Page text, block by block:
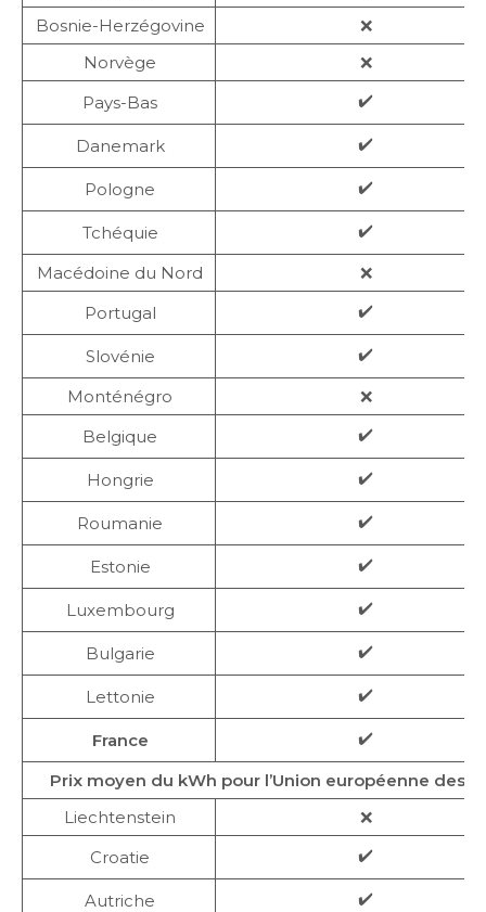
Bosnie-Herzégovine
❌
Norvège
❌
Pays-Bas
✔️
Danemark ✔️
Pologne ✔️
Tchéquie ✔️
Macédoine du Nord
❌
Portugal
✔️
Slovénie ✔️
Monténégro
❌
Belgique
✔️
Hongrie ✔️
Roumanie ✔️
Estonie ✔️
Luxembourg ✔️
Bulgarie ✔️
Lettonie ✔️
France ✔️
Prix moyen du kWh pour l’Union européenne des
Liechtenstein
❌
Croatie
✔️
Autriche ✔️